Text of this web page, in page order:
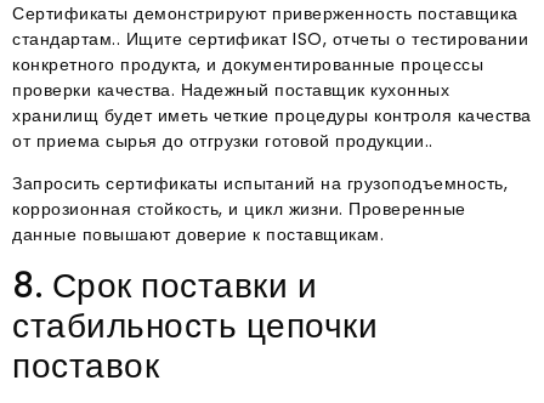
Сертификаты демонстрируют приверженность поставщика
стандартам.. Ищите сертификат ISO, отчеты о тестировании
конкретного продукта, и документированные процессы
проверки качества. Надежный поставщик кухонных
хранилищ будет иметь четкие процедуры контроля качества
от приема сырья до отгрузки готовой продукции..
Запросить сертификаты испытаний на грузоподъемность,
коррозионная стойкость, и цикл жизни. Проверенные
данные повышают доверие к поставщикам.
8. Срок поставки и
стабильность цепочки
поставок